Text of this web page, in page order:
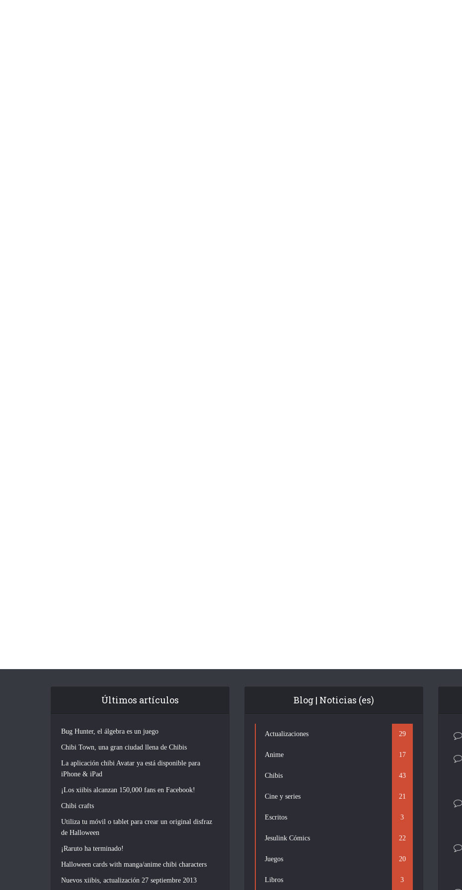
Últimos artículos
Bug Hunter, el álgebra es un juego
Chibi Town, una gran ciudad llena de Chibis
La aplicación chibi Avatar ya está disponible para
iPhone & iPad
¡Los xiibis alcanzan 150,000 fans en Facebook!
Chibi crafts
Utiliza tu móvil o tablet para crear un original disfraz
de Halloween
¡Raruto ha terminado!
Halloween cards with manga/anime chibi characters
Nuevos xiibis, actualización 27 septiembre 2013
Blog | Noticias (es)
Actualizaciones 29
Anime 17
Chibis 43
Cine y series 21
Escritos 3
Jesulink Cómics 22
Juegos 20
Libros 3